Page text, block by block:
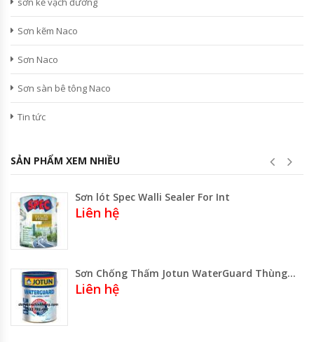
Sơn kẽm Naco
Sơn Naco
Sơn sàn bê tông Naco
Tin tức
SẢN PHẨM XEM NHIỀU
Sơn lót Spec Walli Sealer For Int
Liên hệ
Sơn Chống Thấm Jotun WaterGuard Thùng 20kg Màu Vàng
Liên hệ